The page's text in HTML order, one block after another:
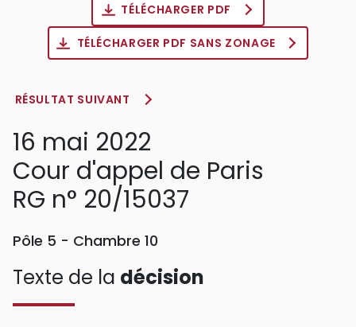
TÉLÉCHARGER PDF
TÉLÉCHARGER PDF SANS ZONAGE
RÉSULTAT SUIVANT
16 mai 2022
Cour d'appel de Paris
RG n° 20/15037
Pôle 5 - Chambre 10
Texte de la décision